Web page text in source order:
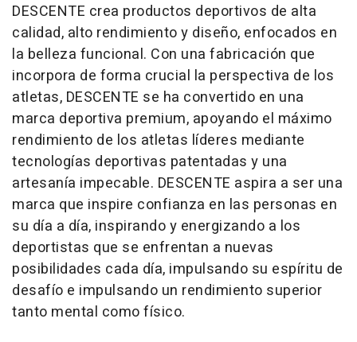
DESCENTE crea productos deportivos de alta
calidad, alto rendimiento y diseño, enfocados en
la belleza funcional. Con una fabricación que
incorpora de forma crucial la perspectiva de los
atletas, DESCENTE se ha convertido en una
marca deportiva premium, apoyando el máximo
rendimiento de los atletas líderes mediante
tecnologías deportivas patentadas y una
artesanía impecable. DESCENTE aspira a ser una
marca que inspire confianza en las personas en
su día a día, inspirando y energizando a los
deportistas que se enfrentan a nuevas
posibilidades cada día, impulsando su espíritu de
desafío e impulsando un rendimiento superior
tanto mental como físico.